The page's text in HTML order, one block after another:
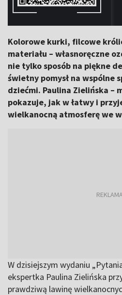
Kolorowe kurki, filcowe
materiału – własnoręczne
nie tylko sposób na piękne
świetny pomysł na wspólne
dziećmi. Paulina Zielińska –
pokazuje, jak w łatwy i
wielkanocną atmosferę we
W dzisiejszym wydaniu
ekspertka Paulina Zielińska
prawdziwą lawinę